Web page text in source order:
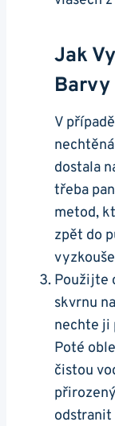
Jak
Barvy
V
dostala
třeba
metod,
zpět do
Použijte
skvrnu
nechte ji
Poté
čistou
odstranit